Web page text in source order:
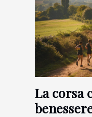
La corsa